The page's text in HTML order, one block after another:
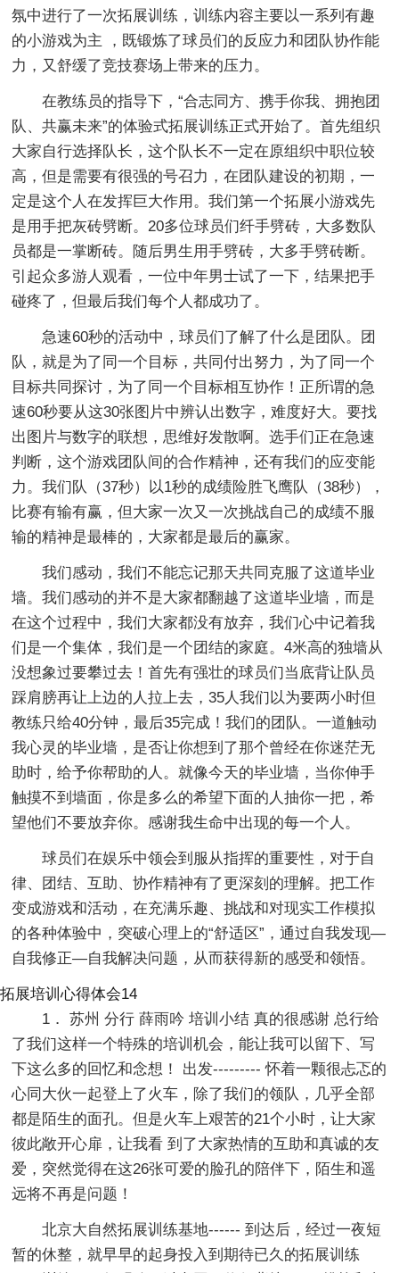
氛中进行了一次拓展训练，训练内容主要以一系列有趣
的小游戏为主 ，既锻炼了球员们的反应力和团队协作能
力，又舒缓了竞技赛场上带来的压力。
在教练员的指导下，“合志同方、携手你我、拥抱团
队、共赢未来”的体验式拓展训练正式开始了。首先组织
大家自行选择队长，这个队长不一定在原组织中职位较
高，但是需要有很强的号召力，在团队建设的初期，一
定是这个人在发挥巨大作用。我们第一个拓展小游戏先
是用手把灰砖劈断。20多位球员们纤手劈砖，大多数队
员都是一掌断砖。随后男生用手劈砖，大多手劈砖断。
引起众多游人观看，一位中年男士试了一下，结果把手
碰疼了，但最后我们每个人都成功了。
急速60秒的活动中，球员们了解了什么是团队。团
队，就是为了同一个目标，共同付出努力，为了同一个
目标共同探讨，为了同一个目标相互协作！正所谓的急
速60秒要从这30张图片中辨认出数字，难度好大。要找
出图片与数字的联想，思维好发散啊。选手们正在急速
判断，这个游戏团队间的合作精神，还有我们的应变能
力。我们队（37秒）以1秒的成绩险胜飞鹰队（38秒），
比赛有输有赢，但大家一次又一次挑战自己的成绩不服
输的精神是最棒的，大家都是最后的赢家。
我们感动，我们不能忘记那天共同克服了这道毕业
墙。我们感动的并不是大家都翻越了这道毕业墙，而是
在这个过程中，我们大家都没有放弃，我们心中记着我
们是一个集体，我们是一个团结的家庭。4米高的独墙从
没想象过要攀过去！首先有强壮的球员们当底背让队员
踩肩膀再让上边的人拉上去，35人我们以为要两小时但
教练只给40分钟，最后35完成！我们的团队。一道触动
我心灵的毕业墙，是否让你想到了那个曾经在你迷茫无
助时，给予你帮助的人。就像今天的毕业墙，当你伸手
触摸不到墙面，你是多么的希望下面的人抽你一把，希
望他们不要放弃你。感谢我生命中出现的每一个人。
球员们在娱乐中领会到服从指挥的重要性，对于自
律、团结、互助、协作精神有了更深刻的理解。把工作
变成游戏和活动，在充满乐趣、挑战和对现实工作模拟
的各种体验中，突破心理上的“舒适区”，通过自我发现—
自我修正—自我解决问题，从而获得新的感受和领悟。
拓展培训心得体会14
1． 苏州 分行 薛雨吟 培训小结 真的很感谢 总行给
了我们这样一个特殊的培训机会，能让我可以留下、写
下这么多的回忆和念想！ 出发--------- 怀着一颗很忐忑的
心同大伙一起登上了火车，除了我们的领队，几乎全部
都是陌生的面孔。但是火车上艰苦的21个小时，让大家
彼此敞开心扉，让我看 到了大家热情的互助和真诚的友
爱，突然觉得在这26张可爱的脸孔的陪伴下，陌生和遥
远将不再是问题！
北京大自然拓展训练基地------ 到达后，经过一夜短
暂的休整，就早早的起身投入到期待已久的拓展训练